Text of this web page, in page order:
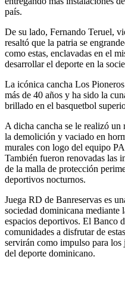
país.
De su lado, Fernando Teruel,
resaltó que la patria se
como estas, enclavadas en el
desarrollar el deporte en la
La icónica cancha Los
más de 40 años y ha sido la
brillado en el basquetbol
A dicha cancha se le realizó
la demolición y vaciado en
murales con logo del equipo
También fueron renovadas las
de la malla de protección
deportivos nocturnos.
Juega RD de Banreservas es
sociedad dominicana mediante
espacios deportivos. El Banco
comunidades a disfrutar de
servirán como impulso para los
del deporte dominicano.